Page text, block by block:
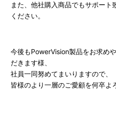
また、他社購入商品でもサポート
ください。
今後もPowerVision製品をお求め
だきます様、
社員一同努めてまいりますので、
皆様のより一層のご愛顧を何卒よ